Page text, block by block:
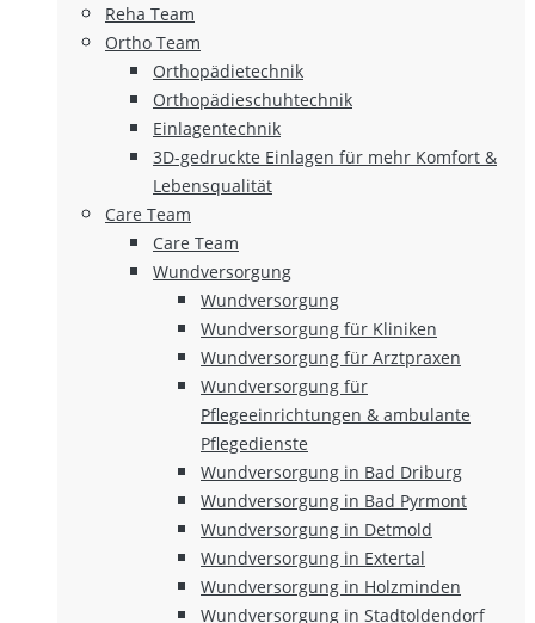
Reha Team
Ortho Team
Orthopädietechnik
Orthopädieschuhtechnik
Einlagentechnik
3D-gedruckte Einlagen für mehr Komfort &
Lebensqualität
Care Team
Care Team
Wundversorgung
Wundversorgung
Wundversorgung für Kliniken
Wundversorgung für Arztpraxen
Wundversorgung für
Pflegeeinrichtungen & ambulante
Pflegedienste
Wundversorgung in Bad Driburg
Wundversorgung in Bad Pyrmont
Wundversorgung in Detmold
Wundversorgung in Extertal
Wundversorgung in Holzminden
Wundversorgung in Stadtoldendorf